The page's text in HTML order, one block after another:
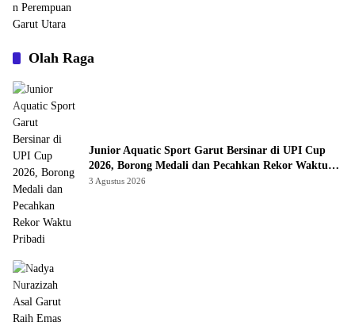
Olah Raga
Junior Aquatic Sport Garut Bersinar di UPI Cup
2026, Borong Medali dan Pecahkan Rekor Waktu
Pribadi
3 Agustus 2026